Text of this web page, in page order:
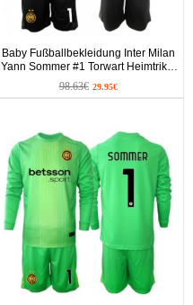
Baby Fußballbekleidung Inter Milan
Yann Sommer #1 Torwart Heimtrikot
2025-26 Langarm (+ kurze hosen)
98.63€ 29.95€